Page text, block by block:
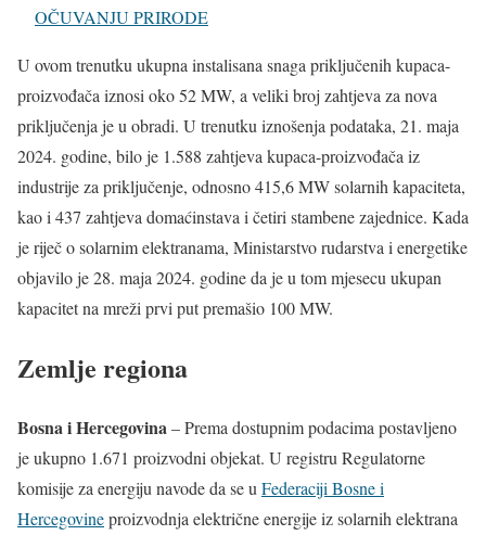
OČUVANJU PRIRODE
U ovom trenutku ukupna instalisana snaga priključenih kupaca-
proizvođača iznosi oko 52 MW, a veliki broj zahtjeva za nova
priključenja je u obradi. U trenutku iznošenja podataka, 21. maja
2024. godine, bilo je 1.588 zahtjeva kupaca-proizvođača iz
industrije za priključenje, odnosno 415,6 MW solarnih kapaciteta,
kao i 437 zahtjeva domaćinstava i četiri stambene zajednice. Kada
je riječ o solarnim elektranama, Ministarstvo rudarstva i energetike
objavilo je 28. maja 2024. godine da je u tom mjesecu ukupan
kapacitet na mreži prvi put premašio 100 MW.
Zemlje regiona
Bosna i Hercegovina– Prema dostupnim podacima postavljeno
je ukupno 1.671 proizvodni objekat. U registru Regulatorne
komisije za energiju navode da se u Federaciji Bosne i
Hercegovineproizvodnja električne energije iz solarnih elektrana